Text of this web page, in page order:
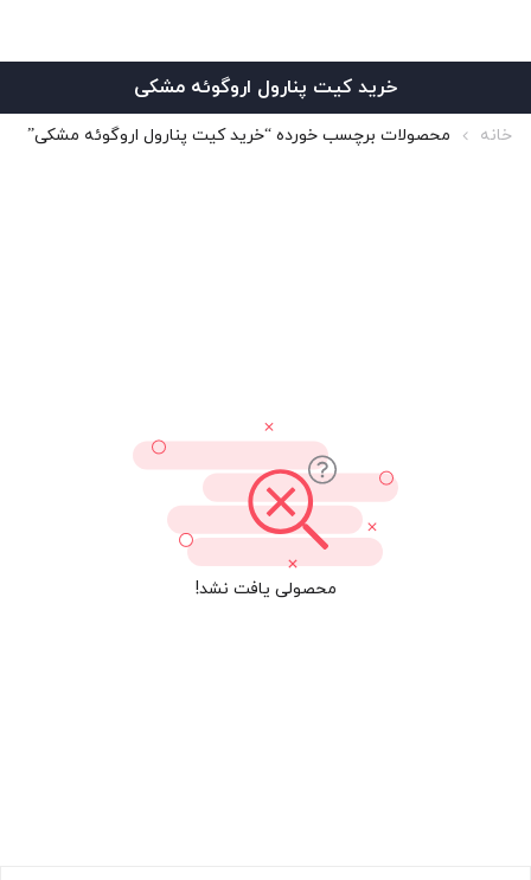
خرید کیت پنارول اروگوئه مشکی
خانه محصولات برچسب خورده “خرید کیت پنارول اروگوئه مشکی”
محصولی یافت نشد!